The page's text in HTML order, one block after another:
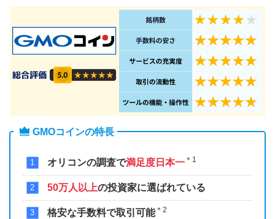
GMOコインの特長
オリコンの調査で満足度日本一 ＊1
50万人以上の投資家に選ばれている
格安な手数料で取引可能＊2